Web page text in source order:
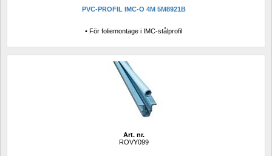
PVC-PROFIL IMC-O 4M 5M8921B
• För foliemontage i IMC-stålprofil
Art. nr.
ROVY099